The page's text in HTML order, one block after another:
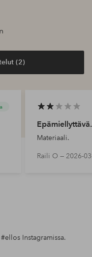
(2)
Materiaali.
Raili O — 2026-
#ellos Instagramissa.